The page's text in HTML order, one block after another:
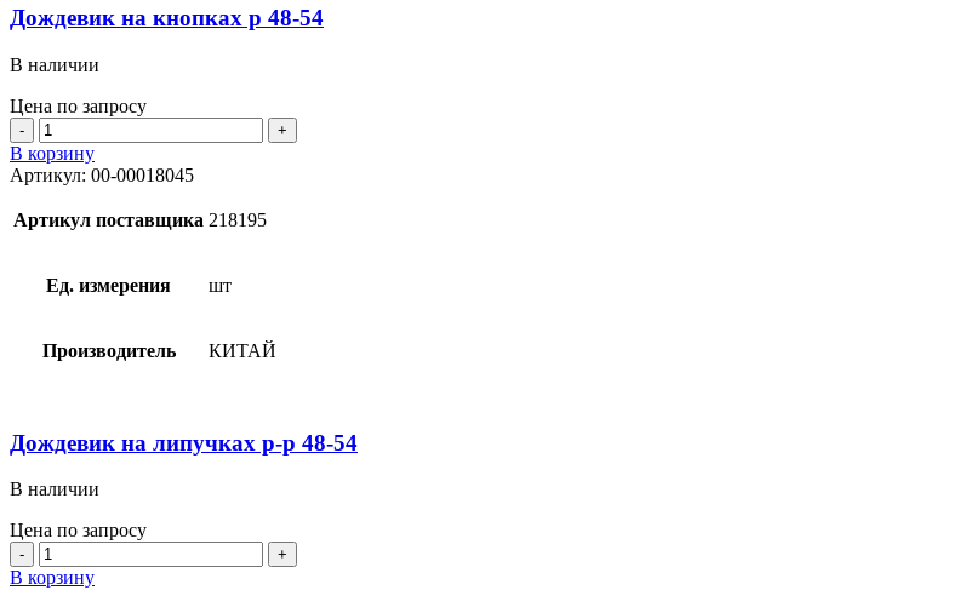
Дождевик на кнопках р 48-54
В наличии
Цена по запросу
Количество
товара
Дождевик
кнопках
54
В корзину
Артикул: 00-00018045
Артикул поставщика 218195
Ед. измерения шт
Производитель КИТАЙ
Дождевик на липучках р-р 48-54
В наличии
Цена по запросу
Количество
товара
В корзину